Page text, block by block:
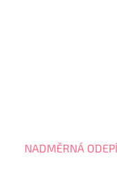
NADMĚRNÁ